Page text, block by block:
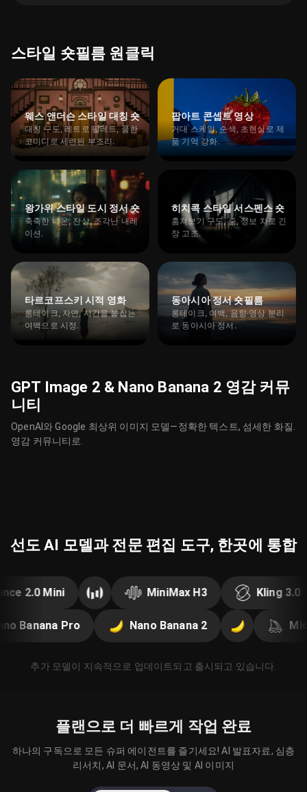
스타일 숏필름 원클릭
Hot
iMini Creative Agent로 스타일 숏필름
무료로 시작↗
웨스 앤더슨 스타일 대칭 숏
대칭 구도, 레트로 팔레트, 쿨한
코미디로 세련된 부조리.
팝아트 콘셉트 영상
거대 스케일, 순색, 초현실로 제
품 기억 강화.
왕가위 스타일 도시 정서 숏
축축한 네온, 잔상, 조각난 내레
이션.
히치콕 스타일 서스펜스 숏
훔쳐보기 구도, 줌, 정보 차로 긴
장 고조.
타르코프스키 시적 영화
롱테이크, 자연, 시간을 붙잡는
여백으로 시정.
동아시아 정서 숏필름
롱테이크, 여백, 음향·영상 분리
로 동아시아 정서.
GPT Image 2 & Nano Banana 2 영감 커뮤
니티
OpenAI와 Google 최상위 이미지 모델—정확한 텍스트, 섬세한 화질.
영감 커뮤니티로.
선도 AI 모델과 전문 편집 도구, 한곳에 통합
Mini MiniMax H3 Kling 3.0
Nano Banana Pro Nano Banana 2
추가 모델이 지속적으로 업데이트되고 출시되고 있습니다.
플랜으로 더 빠르게 작업 완료
하나의 구독으로 모든 슈퍼 에이전트를 즐기세요! AI 발표자료, 심층
리서치, AI 문서, AI 동영상 및 AI 이미지